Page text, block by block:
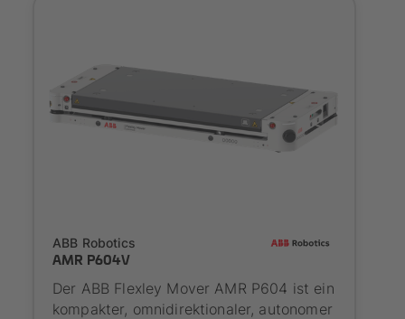
ABB Robotics
AMR P604V
Der ABB Flexley Mover AMR P604 ist ein
kompakter, omnidirektionaler, autonomer